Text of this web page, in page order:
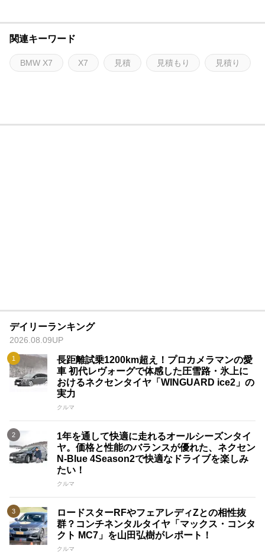
関連キーワード
BMW X7 X7 見積 見積もり 見積り
デイリーランキング
2026.08.09UP
長距離試乗1200km超え！プロカメラマンの愛
車 初代レヴォーグで体感した圧雪路・氷上に
おけるネクセンタイヤ「WINGUARD ice2」の
実力
クルマ
1年を通して快適に走れるオールシーズンタイ
ヤ。価格と性能のバランスが優れた、ネクセン
N-Blue 4Season2で快適なドライブを楽しみ
たい！
クルマ
ロードスターRFやフェアレディZとの相性抜
群？コンチネンタルタイヤ「マックス・コンタ
クト MC7」を山田弘樹がレポート！
クルマ